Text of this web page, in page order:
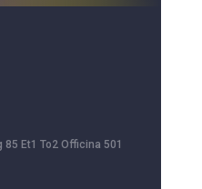
Et1 To2 Officina 501